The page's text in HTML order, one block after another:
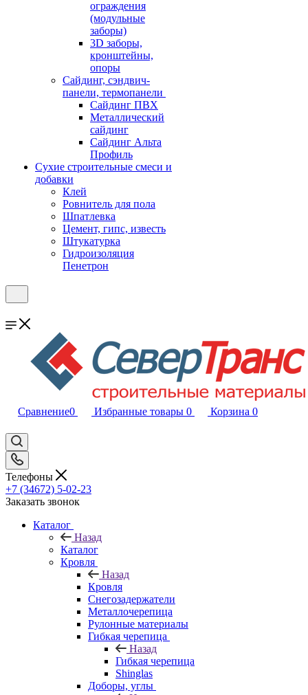
ограждения
(модульные
заборы)
3D заборы,
кронштейны,
опоры
Cайдинг, сэндвич-
панели, термопанели
Сайдинг ПВХ
Металлический
сайдинг
Сайдинг Альта
Профиль
Сухие строительные смеси и
добавки
Клей
Ровнитель для пола
Шпатлевка
Цемент, гипс, известь
Штукатурка
Гидроизоляция
Пенетрон
Сравнение0 Избранные товары 0 Корзина 0
Телефоны
+7 (34672) 5-02-23
Заказать звонок
Каталог
Назад
Каталог
Кровля
Назад
Кровля
Снегозадержатели
Металлочерепица
Рулонные материалы
Гибкая черепица
Назад
Гибкая черепица
Shinglas
Доборы, углы